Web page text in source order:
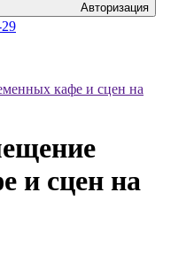
Авторизация
кафе и сцен на
и сцен на